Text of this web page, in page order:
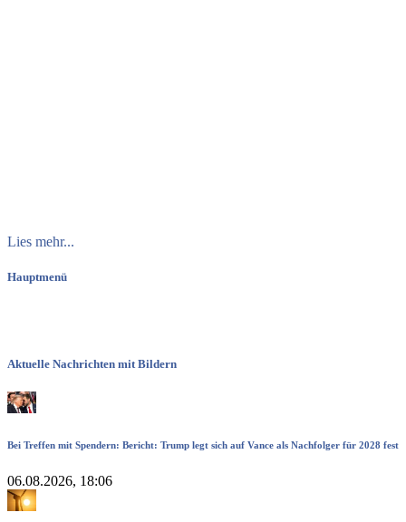
Lies mehr...
Hauptmenü
Aktuelle Nachrichten mit Bildern
Bei Treffen mit Spendern: Bericht: Trump legt sich auf Vance als Nachfolger für 2028 fest
06.08.2026, 18:06